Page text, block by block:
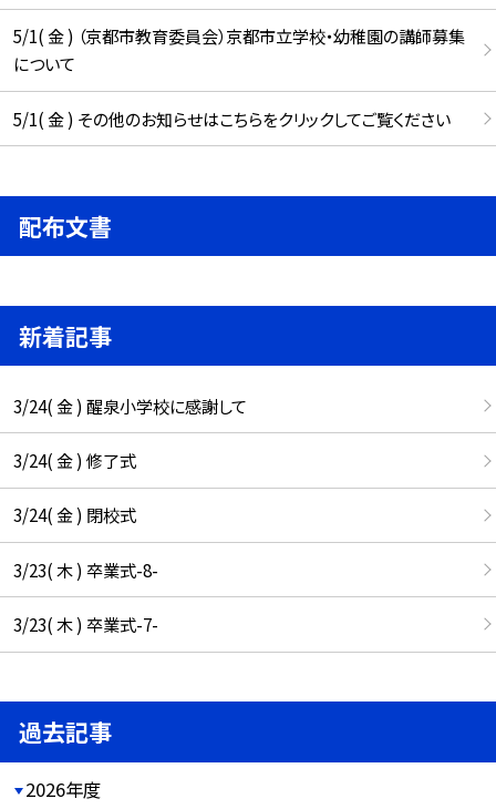
5/1( 金 ) （京都市教育委員会）京都市立学校・幼稚園の講師募集
について
5/1( 金 ) その他のお知らせはこちらをクリックしてご覧ください
配布文書
新着記事
3/24( 金 ) 醒泉小学校に感謝して
3/24( 金 ) 修了式
3/24( 金 ) 閉校式
3/23( 木 ) 卒業式-8-
3/23( 木 ) 卒業式-7-
過去記事
2026年度